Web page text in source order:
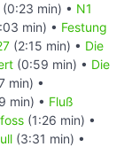
(0:23 min) • N1
min) • Festung
(2:15 min) • Die
(0:59 min) • Die
min) •
min) • Fluß
(1:26 min) •
(3:31 min) •